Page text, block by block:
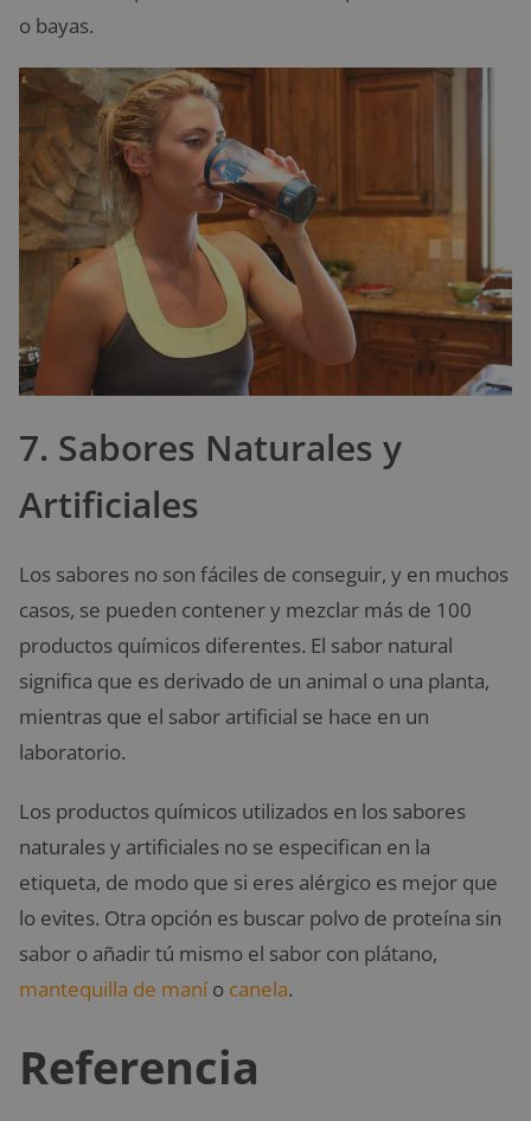
o bayas.
7. Sabores Naturales y
Artificiales
Los sabores no son fáciles de conseguir, y en muchos
casos, se pueden contener y mezclar más de 100
productos químicos diferentes. El sabor natural
significa que es derivado de un animal o una planta,
mientras que el sabor artificial se hace en un
laboratorio.
Los productos químicos utilizados en los sabores
naturales y artificiales no se especifican en la
etiqueta, de modo que si eres alérgico es mejor que
lo evites. Otra opción es buscar polvo de proteína sin
sabor o añadir tú mismo el sabor con plátano,
mantequilla de manío canela.
Referencia